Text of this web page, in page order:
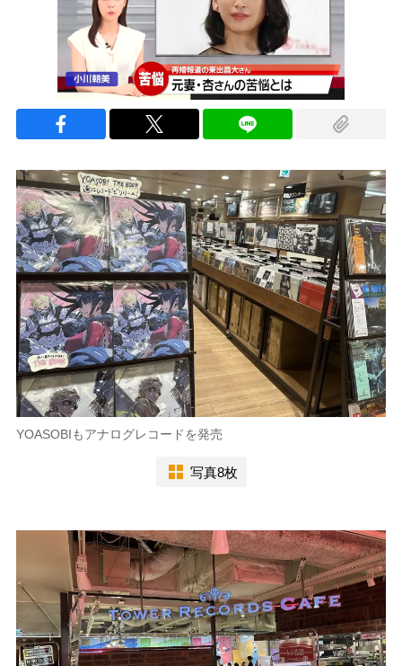
YOASOBIもアナログレコードを発売
写真8枚